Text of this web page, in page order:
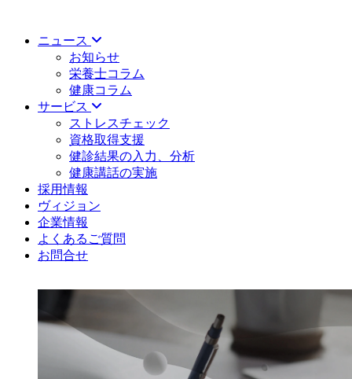
ニュース
お知らせ
栄養士コラム
健康コラム
サービス
ストレスチェック
資格取得支援
健診結果の入力、分析
健康講話の実施
採用情報
ヴィジョン
企業情報
よくあるご質問
お問合せ
健康コラム｜